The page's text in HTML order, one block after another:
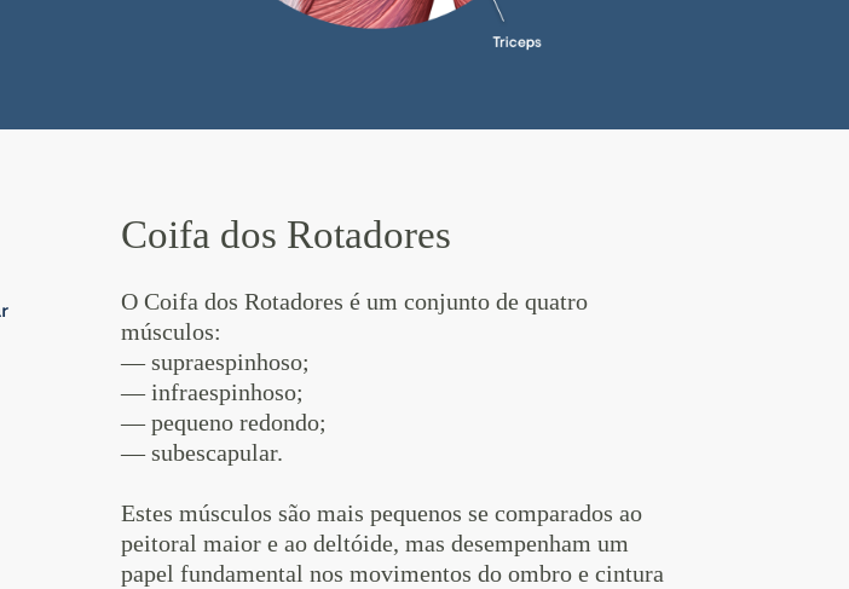
Coifa dos Rotadores
O Coifa dos Rotadores é um conjunto de quatro
músculos:
— supraespinhoso;
— infraespinhoso;
— pequeno redondo;
— subescapular.
Estes músculos são mais pequenos se comparados ao
peitoral maior e ao deltóide, mas desempenham um
papel fundamental nos movimentos do ombro e cintura